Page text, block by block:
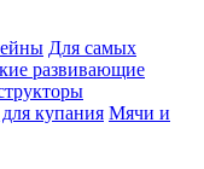
Для самых
развивающие
купания Мячи и